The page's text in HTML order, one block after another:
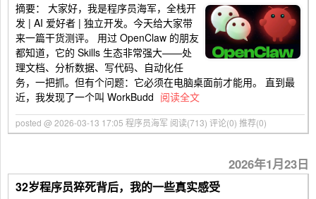
摘要： 大家好，我是程序员海军，全栈开
发 | AI 爱好者 | 独立开发。今天给大家带
来一篇干货测评。 用过 OpenClaw 的朋友
都知道，它的 Skills 生态非常强大——处
理文档、分析数据、写代码、自动化任
务，一把抓。但有个问题：它必须在电脑桌面前才能用。 直到最
近，我发现了一个叫 WorkBudd 阅读全文
posted @ 2026-03-13 17:05 程序员海军 阅读(713) 评论(0) 推荐(0)
2026年1月23日
32岁程序员猝死背后，我的一些真实感受